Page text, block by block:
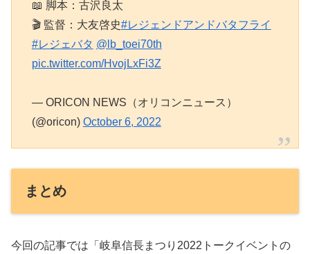
📖 脚本：古沢良太
🎬 監督：大友啓史#レジェンドアンドバタフライ
#レジェバタ @lb_toei70th
pic.twitter.com/HvojLxFi3Z
— ORICON NEWS（オリコンニュース）
(@oricon) October 6, 2022
まとめ
今回の記事では「岐阜信長まつり2022トークイベントの